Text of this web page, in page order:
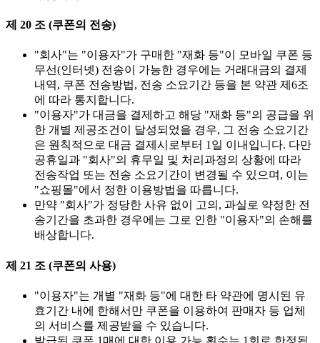
제 20 조 (쿠폰의 전송)
"회사"는 "이용자"가 구매한 "재화 등"이 모바일 쿠폰 등
무선(인터넷) 전송이 가능한 경우에는 거래대금의 결제
내역, 쿠폰 전송방법, 전송 소요기간 등을 본 약관 제6조
에 따라 통지합니다.
"이용자"가 대금을 결제하고 해당 "재화 등"의 공급을 위
한 개별 제공조건이 달성되었을 경우, 그 전송 소요기간
은 원칙적으로 대금 결제시로부터 1일 이내입니다. 다만
공휴일과 "회사"의 휴무일 및 처리과정의 상황에 따라
전송작업 또는 전송 소요기간이 변경될 수 있으며, 이는
"쇼핑몰"에서 정한 이용방법을 따릅니다.
만약 "회사"가 정당한 사유 없이 고의, 과실로 약정한 전
송기간을 초과한 경우에는 그로 인한 "이용자"의 손해를
배상합니다.
제 21 조 (쿠폰의 사용)
"이용자"는 개별 "재화 등"에 대한 타 약관에 명시된 유
효기간 내에 한해서만 쿠폰을 이용하여 판매자 등 업체
의 서비스를 제공받을 수 있습니다.
발급된 쿠폰 1매에 대한 이용 가능 횟수는 1회로 한정됩